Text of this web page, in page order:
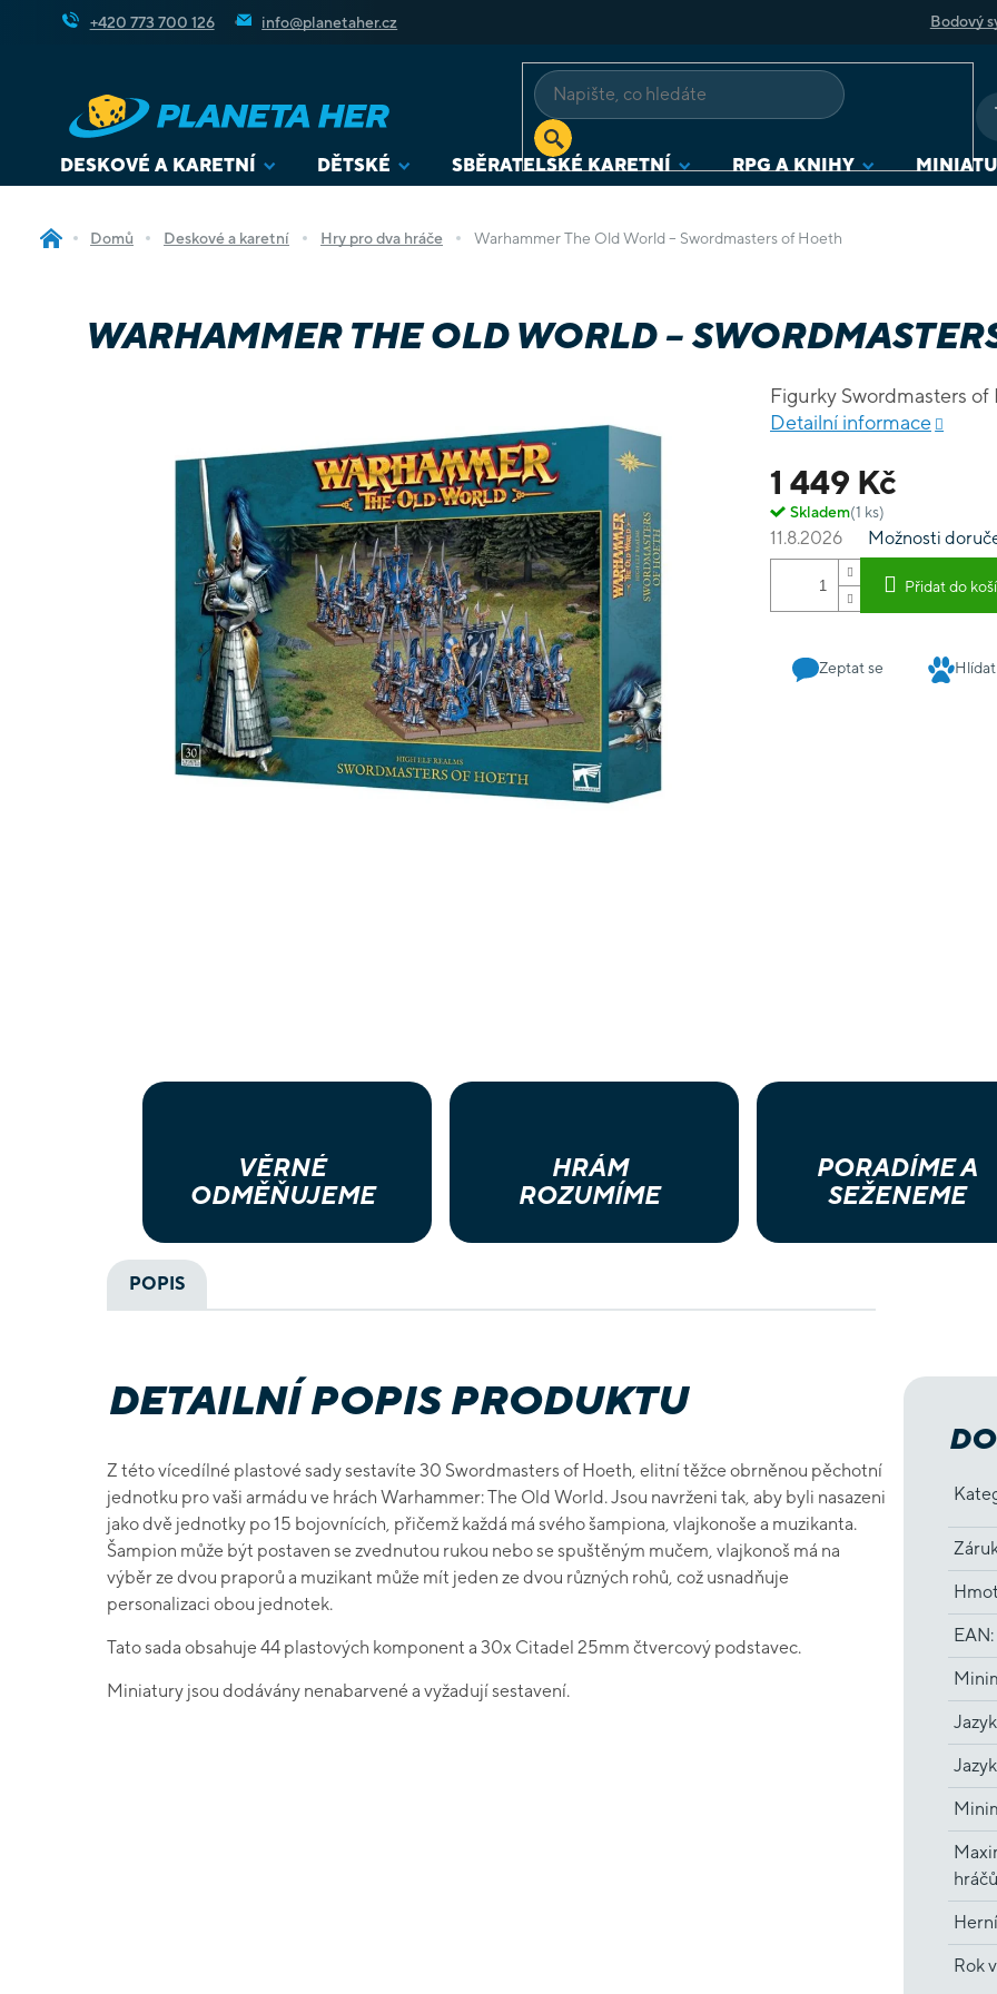
+420 773 700 126 info@planetaher.cz Bodový
DESKOVÉ A KARETNÍ DĚTSKÉ SBĚRATELSKÉ KARETNÍ RPG A KNIHY
Domů Deskové a karetní Hry pro dva hráče Warhammer The Old World – Swordmasters of Hoeth
WARHAMMER THE OLD WORLD –
1 449 Kč
Skladem(1 ks)
11.8.2026 Možnosti
Přidat do
Figurky Swordmasters
Detailní informace
Zeptat se Hlídat
VĚRNÉ
ODMĚŇUJEME
HRÁM
ROZUMÍME
PORADÍME A
SEŽENEME
POPIS
DETAILNÍ POPIS PRODUKTU
Z této vícedílné plastové sady sestavíte 30 Swordmasters of Hoeth, elitní těžce obrněnou pěchotní
jednotku pro vaši armádu ve hrách Warhammer: The Old World. Jsou navrženi tak, aby byli nasazeni
jako dvě jednotky po 15 bojovnících, přičemž každá má svého šampiona, vlajkonoše a muzikanta.
Šampion může být postaven se zvednutou rukou nebo se spuštěným mučem, vlajkonoš má na
výběr ze dvou praporů a muzikant může mít jeden ze dvou různých rohů, což usnadňuje
personalizaci obou jednotek.
Tato sada obsahuje 44 plastových komponent a 30x Citadel 25mm čtvercový podstavec.
Miniatury jsou dodávány nenabarvené a vyžadují sestavení.
EAN:
hráčů
Rok